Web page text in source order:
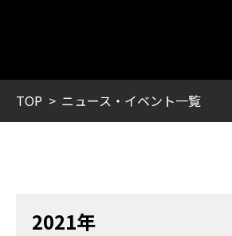
TOP ニュース・イベント一覧
2021年